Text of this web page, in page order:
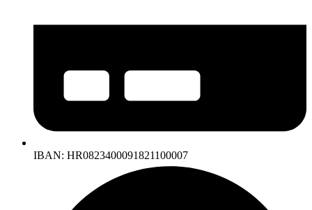
IBAN: HR0823400091821100007